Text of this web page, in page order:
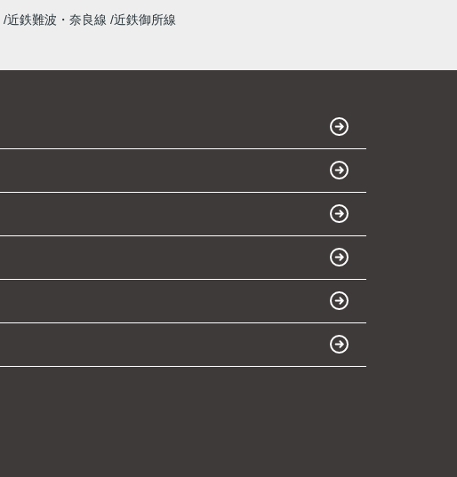
近鉄難波・奈良線 近鉄御所線